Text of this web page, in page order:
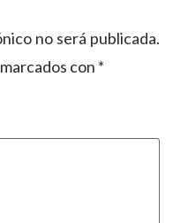
no será publicada.
con *